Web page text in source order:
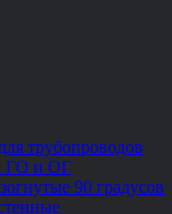
трубопроводов
ГО и ОГ
90 градусов